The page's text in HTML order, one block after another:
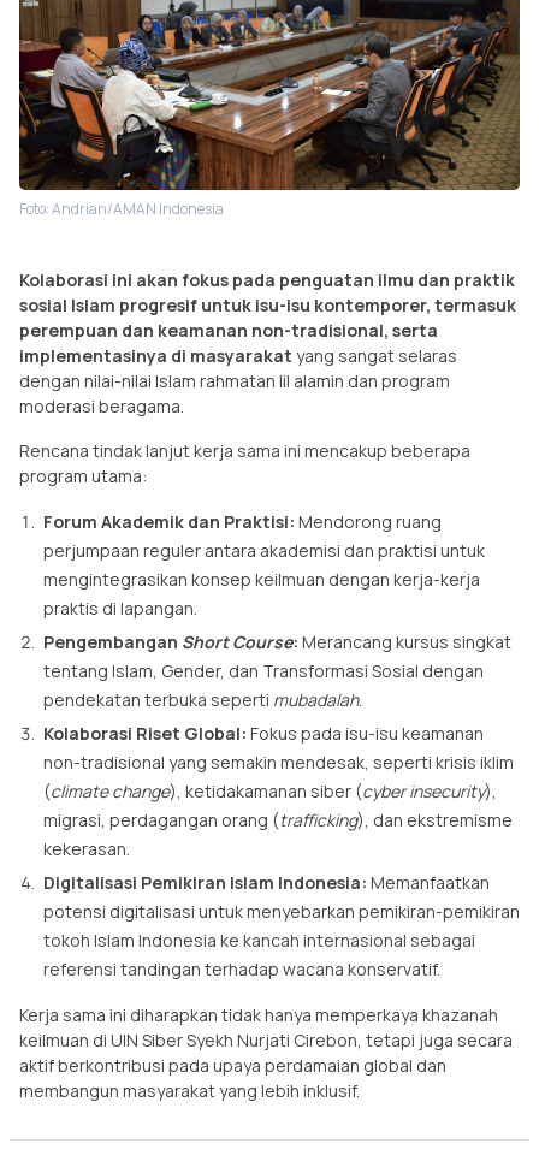
Foto: Andrian/AMAN Indonesia
Kolaborasi ini akan fokus pada penguatan ilmu dan praktik
sosial Islam progresif untuk isu-isu kontemporer, termasuk
perempuan dan keamanan non-tradisional, serta
implementasinya di masyarakat yang sangat selaras
dengan nilai-nilai Islam rahmatan lil alamin dan program
moderasi beragama.
Rencana tindak lanjut kerja sama ini mencakup beberapa
program utama:
Forum Akademik dan Praktisi: Mendorong ruang
perjumpaan reguler antara akademisi dan praktisi untuk
mengintegrasikan konsep keilmuan dengan kerja-kerja
praktis di lapangan.
Pengembangan Short Course: Merancang kursus singkat
tentang Islam, Gender, dan Transformasi Sosial dengan
pendekatan terbuka seperti mubadalah.
Kolaborasi Riset Global: Fokus pada isu-isu keamanan
non-tradisional yang semakin mendesak, seperti krisis iklim
(climate change), ketidakamanan siber (cyber insecurity),
migrasi, perdagangan orang (trafficking), dan ekstremisme
kekerasan.
Digitalisasi Pemikiran Islam Indonesia: Memanfaatkan
potensi digitalisasi untuk menyebarkan pemikiran-pemikiran
tokoh Islam Indonesia ke kancah internasional sebagai
referensi tandingan terhadap wacana konservatif.
Kerja sama ini diharapkan tidak hanya memperkaya khazanah
keilmuan di UIN Siber Syekh Nurjati Cirebon, tetapi juga secara
aktif berkontribusi pada upaya perdamaian global dan
membangun masyarakat yang lebih inklusif.